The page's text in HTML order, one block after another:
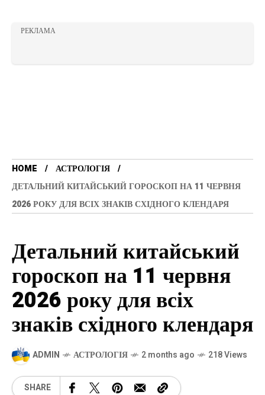
РЕКЛАМА
HOME
АСТРОЛОГІЯ
ДЕТАЛЬНИЙ КИТАЙСЬКИЙ ГОРОСКОП НА 11 ЧЕРВНЯ
2026 РОКУ ДЛЯ ВСІХ ЗНАКІВ СХІДНОГО КЛЕНДАРЯ
Детальний китайський
гороскоп на 11 червня
2026 року для всіх
знаків східного клендаря
ADMIN АСТРОЛОГІЯ 2 months ago 218 Views
SHARE